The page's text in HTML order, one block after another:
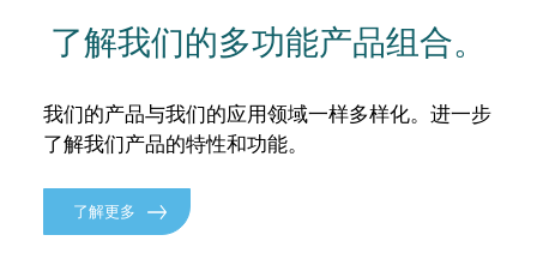
了解我们的多功能产品组合。
我们的产品与我们的应用领域一样多样化。进一步
了解我们产品的特性和功能。
了解更多